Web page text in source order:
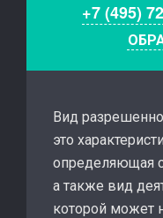
+7 (495)
Вид
это
определяющая
а также вид
которой может